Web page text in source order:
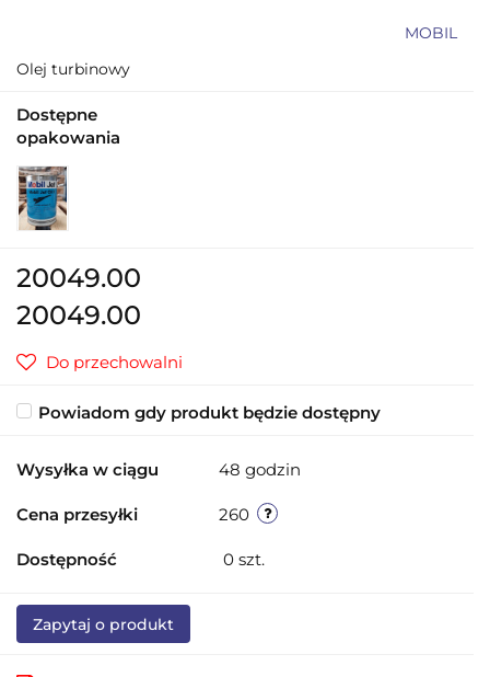
MOBIL
Olej turbinowy
Dostępne
opakowania
20049.00
20049.00
Do przechowalni
Powiadom gdy produkt będzie dostępny
Wysyłka w ciągu 48 godzin
Cena przesyłki 260
Dostępność 0 szt.
Zapytaj o produkt